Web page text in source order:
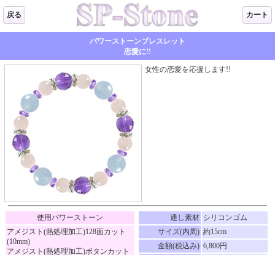
戻る カート
パワーストーンブレスレット
恋愛に!!
女性の恋愛を応援します!!
使用パワーストーン
アメジスト(熱処理加工)128面カット
(10mm)
アメジスト(熱処理加工)ボタンカット
通し素材 シリコンゴム
サイズ(内周) 約15cm
金額(税込み) 6,800円